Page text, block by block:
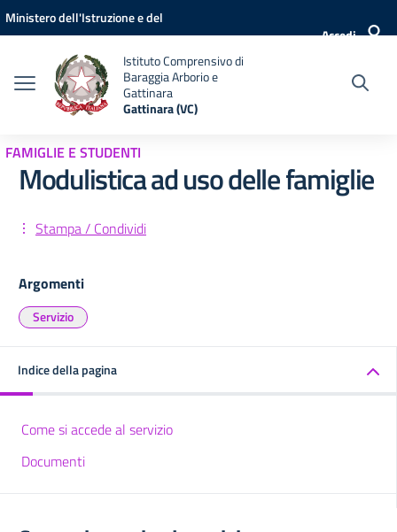
Vai ai contenuti
Vai al menu di navigazione
Vai al footer
Ministero dell'Istruzione e del
Accedi
Istituto Comprensivo di
Baraggia Arborio e
Gattinara
Gattinara (VC)
FAMIGLIE E STUDENTI
Modulistica ad uso delle famiglie
Stampa / Condividi
Argomenti
Servizio
Indice della pagina
Come si accede al servizio
Documenti